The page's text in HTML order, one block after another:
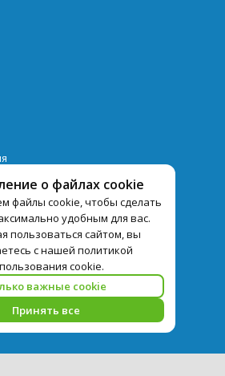
о файлах cookie
файлы cookie, чтобы сделать
удобным для вас.
пользоваться сайтом, вы
с нашей политикой
cookie.
важные cookie
Принять все